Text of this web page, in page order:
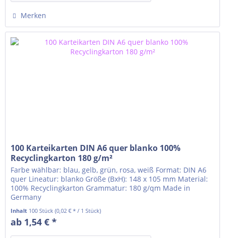
Merken
100 Karteikarten DIN A6 quer blanko 100%
Recyclingkarton 180 g/m²
Farbe wählbar: blau, gelb, grün, rosa, weiß Format: DIN A6
quer Lineatur: blanko Größe (BxH): 148 x 105 mm Material:
100% Recyclingkarton Grammatur: 180 g/qm Made in
Germany
Inhalt 100 Stück(0,02 € * / 1 Stück)
ab 1,54 € *